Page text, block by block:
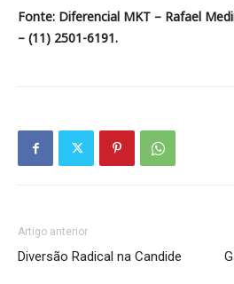
Fonte: Diferencial MKT – Rafael
– (11) 2501-6191.
Artigo anterior
Diversão Radical na Candide